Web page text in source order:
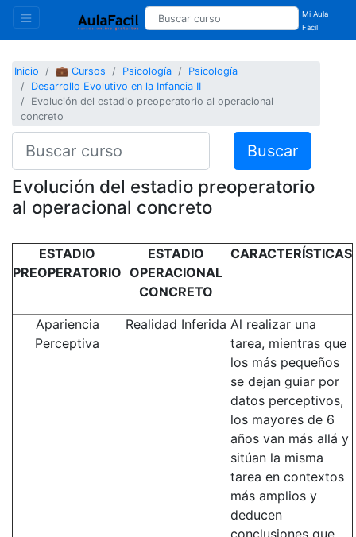
Mi Aula
Facil
Inicio 💼 Cursos Psicología
Psicología
Desarrollo Evolutivo en la Infancia II
Evolución del estadio preoperatorio al operacional
concreto
Buscar
Evolución del estadio preoperatorio
al operacional concreto
ESTADIO
PREOPERATORIO
ESTADIO
OPERACIONAL
CONCRETO
CARACTERÍSTICAS
Apariencia
Perceptiva
Realidad Inferida Al realizar una
tarea, mientras que
los más pequeños
se dejan guiar por
datos perceptivos,
los mayores de 6
años van más allá y
sitúan la misma
tarea en contextos
más amplios y
deducen
conclusiones que